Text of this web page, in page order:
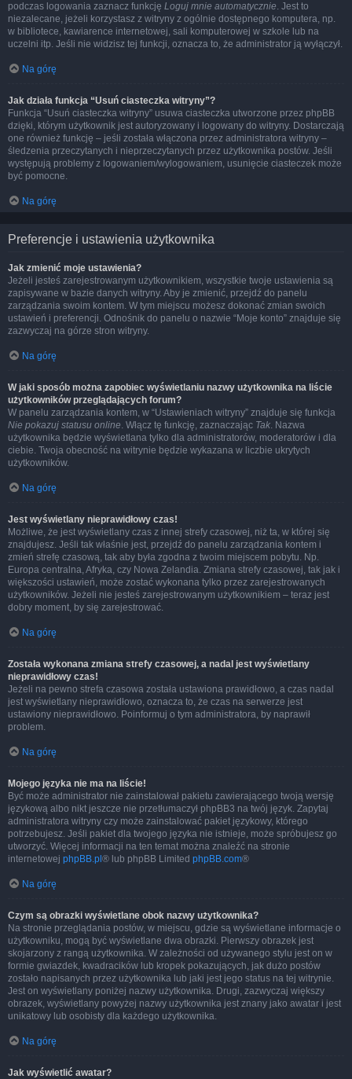
podczas logowania zaznacz funkcję Loguj mnie automatycznie. Jest to
niezalecane, jeżeli korzystasz z witryny z ogólnie dostępnego komputera, np.
w bibliotece, kawiarence internetowej, sali komputerowej w szkole lub na
uczelni itp. Jeśli nie widzisz tej funkcji, oznacza to, że administrator ją wyłączył.
Na górę
Jak działa funkcja “Usuń ciasteczka witryny”?
Funkcja “Usuń ciasteczka witryny” usuwa ciasteczka utworzone przez phpBB
dzięki, którym użytkownik jest autoryzowany i logowany do witryny. Dostarczają
one również funkcję – jeśli została włączona przez administratora witryny –
śledzenia przeczytanych i nieprzeczytanych przez użytkownika postów. Jeśli
występują problemy z logowaniem/wylogowaniem, usunięcie ciasteczek może
być pomocne.
Na górę
Preferencje i ustawienia użytkownika
Jak zmienić moje ustawienia?
Jeżeli jesteś zarejestrowanym użytkownikiem, wszystkie twoje ustawienia są
zapisywane w bazie danych witryny. Aby je zmienić, przejdź do panelu
zarządzania swoim kontem. W tym miejscu możesz dokonać zmian swoich
ustawień i preferencji. Odnośnik do panelu o nazwie “Moje konto” znajduje się
zazwyczaj na górze stron witryny.
Na górę
W jaki sposób można zapobiec wyświetlaniu nazwy użytkownika na liście
użytkowników przeglądających forum?
W panelu zarządzania kontem, w “Ustawieniach witryny” znajduje się funkcja
Nie pokazuj statusu online. Włącz tę funkcję, zaznaczając Tak. Nazwa
użytkownika będzie wyświetlana tylko dla administratorów, moderatorów i dla
ciebie. Twoja obecność na witrynie będzie wykazana w liczbie ukrytych
użytkowników.
Na górę
Jest wyświetlany nieprawidłowy czas!
Możliwe, że jest wyświetlany czas z innej strefy czasowej, niż ta, w której się
znajdujesz. Jeśli tak właśnie jest, przejdź do panelu zarządzania kontem i
zmień strefę czasową, tak aby była zgodna z twoim miejscem pobytu. Np.
Europa centralna, Afryka, czy Nowa Zelandia. Zmiana strefy czasowej, tak jak i
większości ustawień, może zostać wykonana tylko przez zarejestrowanych
użytkowników. Jeżeli nie jesteś zarejestrowanym użytkownikiem – teraz jest
dobry moment, by się zarejestrować.
Na górę
Została wykonana zmiana strefy czasowej, a nadal jest wyświetlany
nieprawidłowy czas!
Jeżeli na pewno strefa czasowa została ustawiona prawidłowo, a czas nadal
jest wyświetlany nieprawidłowo, oznacza to, że czas na serwerze jest
ustawiony nieprawidłowo. Poinformuj o tym administratora, by naprawił
problem.
Na górę
Mojego języka nie ma na liście!
Być może administrator nie zainstalował pakietu zawierającego twoją wersję
językową albo nikt jeszcze nie przetłumaczył phpBB3 na twój język. Zapytaj
administratora witryny czy może zainstalować pakiet językowy, którego
potrzebujesz. Jeśli pakiet dla twojego języka nie istnieje, może spróbujesz go
utworzyć. Więcej informacji na ten temat można znaleźć na stronie
internetowej phpBB.pl ® lub phpBB Limited phpBB.com®
Na górę
Czym są obrazki wyświetlane obok nazwy użytkownika?
Na stronie przeglądania postów, w miejscu, gdzie są wyświetlane informacje o
użytkowniku, mogą być wyświetlane dwa obrazki. Pierwszy obrazek jest
skojarzony z rangą użytkownika. W zależności od używanego stylu jest on w
formie gwiazdek, kwadracików lub kropek pokazujących, jak dużo postów
zostało napisanych przez użytkownika lub jaki jest jego status na tej witrynie.
Jest on wyświetlany poniżej nazwy użytkownika. Drugi, zazwyczaj większy
obrazek, wyświetlany powyżej nazwy użytkownika jest znany jako awatar i jest
unikatowy lub osobisty dla każdego użytkownika.
Na górę
Jak wyświetlić awatar?